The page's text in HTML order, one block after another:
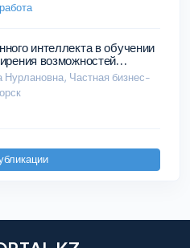
интеллекта в обучении
возможностей
грамотности
Нурлановна, Частная бизнес-